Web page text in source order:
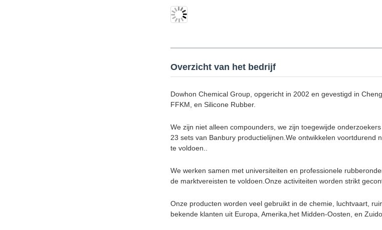
Overzicht van het bedrijf
Dowhon Chemical Group, opgericht in 2002 en gevestigd in
FFKM, en Silicone Rubber.
We zijn niet alleen compounders, we zijn toegewijde
23 sets van Banbury productielijnen.We ontwikkelen
te voldoen..
We werken samen met universiteiten en professionele
de marktvereisten te voldoen.Onze activiteiten worden strikt
Onze producten worden veel gebruikt in de chemie, luchtvaart,
bekende klanten uit Europa, Amerika,het Midden-Oosten, en